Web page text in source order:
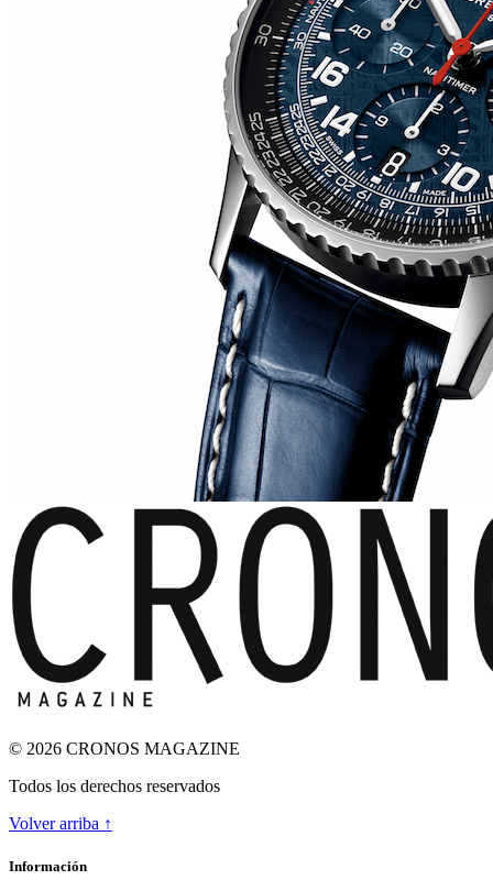
© 2026 CRONOS MAGAZINE
Todos los derechos reservados
Volver arriba ↑
Información